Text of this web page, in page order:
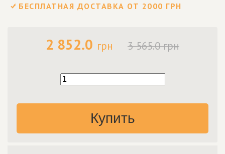
БЕСПЛАТНАЯ ДОСТАВКА ОТ 2000 ГРН
2 852.0 грн 3 565.0 грн
Купить